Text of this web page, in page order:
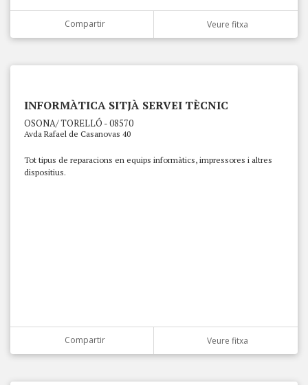
Compartir Veure fitxa
INFORMÀTICA SITJÀ SERVEI TÈCNIC
OSONA/ TORELLÓ - 08570
Avda Rafael de Casanovas 40
Tot tipus de reparacions en equips informàtics, impressores i altres
dispositius.
Compartir Veure fitxa